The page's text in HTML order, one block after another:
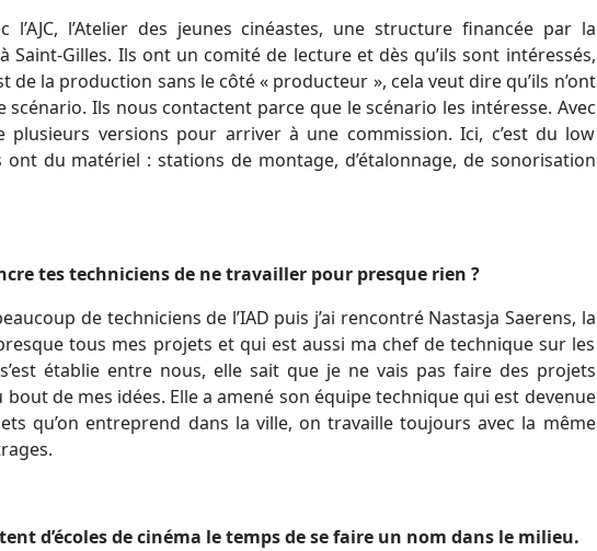
l’AJC, l’Atelier des jeunes cinéastes, une structure financée par la
Saint-Gilles. Ils ont un comité de lecture et dès qu’ils sont intéressés,
de la production sans le côté « producteur », cela veut dire qu’ils n’ont
Ils nous contactent parce que le scénario les intéresse. Avec
versions pour arriver à une commission. Ici, c’est du low
du matériel : stations de montage, d’étalonnage, de sonorisation
tes techniciens de ne travailler pour presque rien ?
de techniciens de l’IAD puis j’ai rencontré Nastasja Saerens, la
tous mes projets et qui est aussi ma chef de technique sur les
établie entre nous, elle sait que je ne vais pas faire des projets
bout de mes idées. Elle a amené son équipe technique qui est devenue
qu’on entreprend dans la ville, on travaille toujours avec la même
d’écoles de cinéma le temps de se faire un nom dans le milieu.